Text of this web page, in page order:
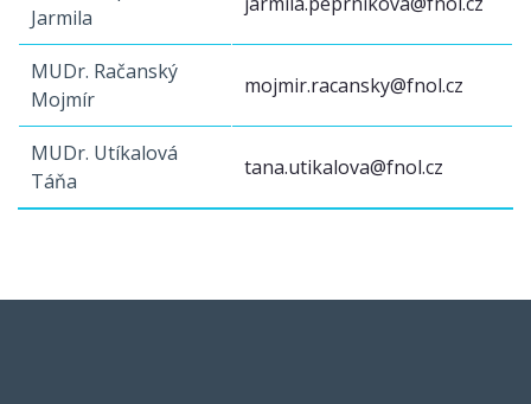
Jarmila
MUDr. Račanský
Mojmír
mojmir.racansky@fnol.cz
MUDr. Utíkalová
Táňa
tana.utikalova@fnol.cz